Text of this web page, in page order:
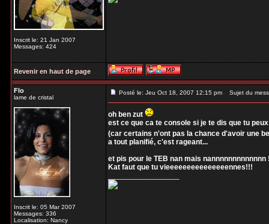
Inscrit le: 21 Jan 2007
Messages: 424
Revenir en haut de page
Flo
lame de cristal
Inscrit le: 05 Mar 2007
Messages: 336
Localisation: Nancy
Posté le: Jeu Oct 18, 2007 12:15 pm Sujet du
oh ben zut
est ce que ca te console si je te dis que tu
(car certains n'ont pas la chance d'avoir une
a tout planifié, c'est rageant...
et pis pour le TEB nan mais nannnnnnnnnnnnn
Kat faut que tu vieeeeeeeeeeeeeeennes!!!
_________________